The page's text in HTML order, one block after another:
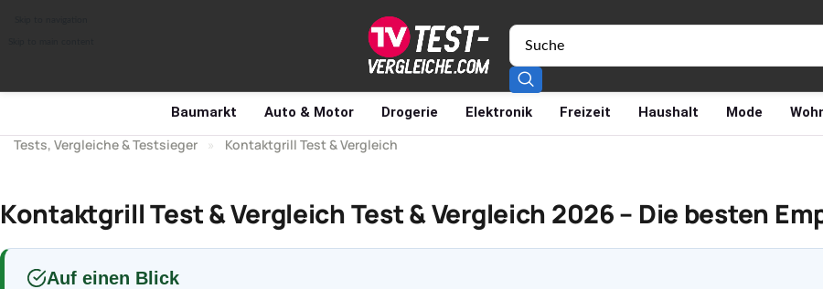
Baumarkt Auto & Motor Drogerie Elektronik Freizeit Haushalt Mode
Tests, Vergleiche & Testsieger » Kontaktgrill Test & Vergleich
Kontaktgrill Test & Vergleich Test & Vergleich 2026 – Die besten
Auf einen Blick